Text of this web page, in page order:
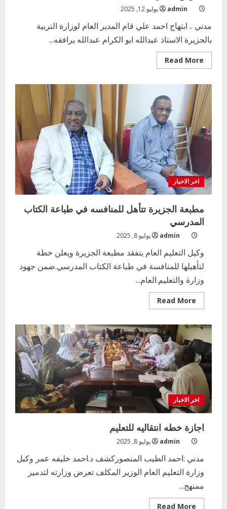
admin يوليو 12, 2025
مدني .. ابتهاج احمد علي قام المدير العام لوزارة التربية
بالجزيرة الاستاذ عبدالله ابو الكرام عبدالله يرافقه...
Read More
more
وزارة
التربية
بالجزيرة
يتفقد
عددا
من
المدارس
بمدني
اخر الاخبار
مطبعة الجزيرة تتأهل للمنافسه في طباعة الكتاب
المدرسي
admin يوليو 8, 2025
وكيل التعليم العام يتفقد مطبعة الجزيرة ويعلن خطة
لتأهيلها للمنافسة في طباعة الكتاب المدرسي.ضمن جهود
وزارة والتعليم.العام...
Read More
more
الجزيرة
تتأهل
للمنافسه
في
طباعة
الكتاب
المدرسي
اخر الاخبار
اجازة خطه انتقاليه للتعليم
admin يوليو 8, 2025
مدني :احمد الطيب المنصوركشف د.احمد خليفه عمر وكيل
وزارة التعليم العام الوزير المكلف تعرض وزارته لتدمير
ممنهج...
Read More